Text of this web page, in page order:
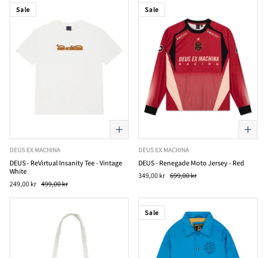
Sale
DEUS EX MACHINA
DEUS - ReVirtual Insanity Tee - Vintage
White
249,00 kr 499,00 kr
Sale
DEUS EX MACHINA
DEUS - Renegade Moto Jersey - Red
349,00 kr 699,00 kr
Sale